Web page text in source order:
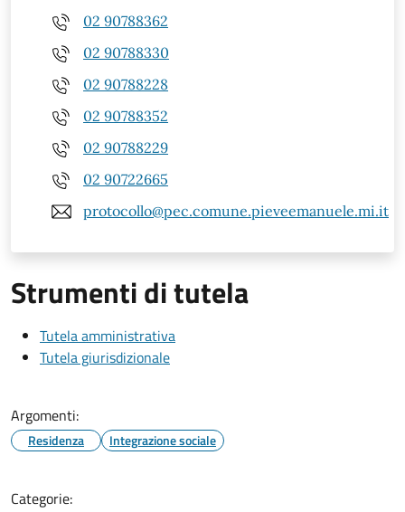
02 90788362
02 90788330
02 90788228
02 90788352
02 90788229
02 90722665
protocollo@pec.comune.pieveemanuele.mi.it
Strumenti di tutela
Tutela amministrativa
Tutela giurisdizionale
Argomenti:
Residenza Integrazione sociale
Categorie: